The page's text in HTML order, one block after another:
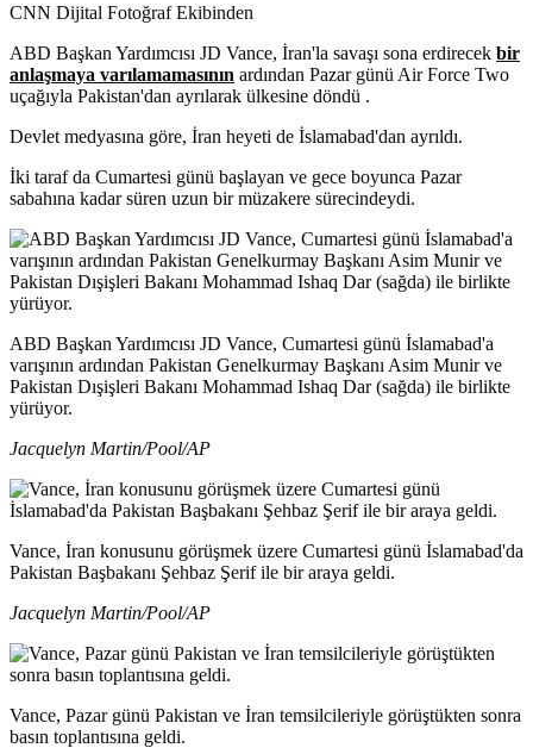
CNN Dijital Fotoğraf Ekibinden
ABD Başkan Yardımcısı JD Vance, İran'la savaşı sona erdirecek bir
anlaşmaya varılamamasının ardından Pazar günü Air Force Two
uçağıyla Pakistan'dan ayrılarak ülkesine döndü .
Devlet medyasına göre, İran heyeti de İslamabad'dan ayrıldı.
İki taraf da Cumartesi günü başlayan ve gece boyunca Pazar
sabahına kadar süren uzun bir müzakere sürecindeydi.
ABD Başkan Yardımcısı JD Vance, Cumartesi günü İslamabad'a
varışının ardından Pakistan Genelkurmay Başkanı Asim Munir ve
Pakistan Dışişleri Bakanı Mohammad Ishaq Dar (sağda) ile birlikte
yürüyor.
Jacquelyn Martin/Pool/AP
Vance, İran konusunu görüşmek üzere Cumartesi günü İslamabad'da
Pakistan Başbakanı Şehbaz Şerif ile bir araya geldi.
Jacquelyn Martin/Pool/AP
Vance, Pazar günü Pakistan ve İran temsilcileriyle görüştükten sonra
basın toplantısına geldi.